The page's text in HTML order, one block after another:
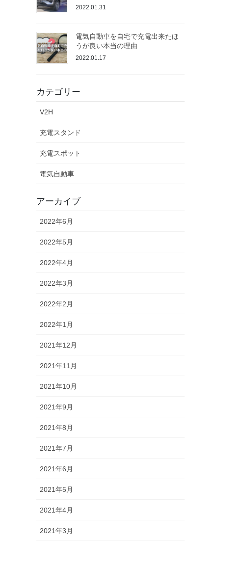
2022.01.31
電気自動車を自宅で充電出来たほ
うが良い本当の理由
2022.01.17
カテゴリー
V2H
充電スタンド
充電スポット
電気自動車
アーカイブ
2022年6月
2022年5月
2022年4月
2022年3月
2022年2月
2022年1月
2021年12月
2021年11月
2021年10月
2021年9月
2021年8月
2021年7月
2021年6月
2021年5月
2021年4月
2021年3月